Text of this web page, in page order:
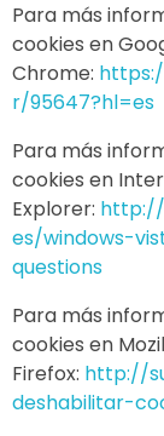
Para más
cookies en
Chrome:
r/95647?hl=es
Para más
cookies en
Explorer: http://
es/windows-
questions
Para más
cookies en
Firefox: http://
deshabilitar-